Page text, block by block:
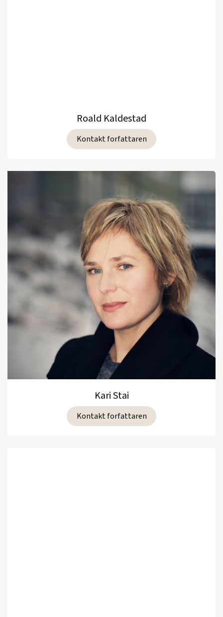
Roald Kaldestad
Kontakt forfattaren
Kari Stai
Kontakt forfattaren